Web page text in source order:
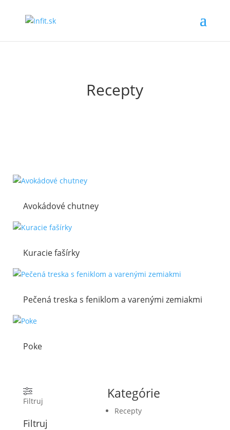
Recepty
Avokádové chutney
Kuracie fašírky
Pečená treska s feniklom a varenými zemiakmi
Poke
Filtruj
Filtruj
Kategórie
Recepty